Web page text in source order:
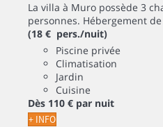
La villa à Muro possède 3
personnes. Hébergement
(18 € pers./nuit)
Piscine privée
Climatisation
Jardin
Cuisine
Dès 110 € par nuit
+ INFO